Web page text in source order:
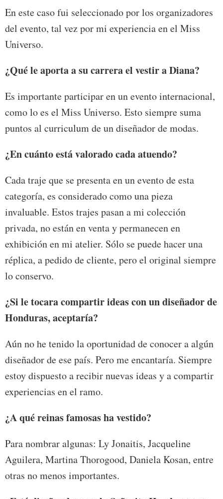
En este caso fui seleccionado por los organizadores
del evento, tal vez por mi experiencia en el Miss
Universo.
¿Qué le aporta a su carrera el vestir a Diana?
Es importante participar en un evento internacional,
como lo es el Miss Universo. Esto siempre suma
puntos al curriculum de un diseñador de modas.
¿En cuánto está valorado cada atuendo?
Cada traje que se presenta en un evento de esta
categoría, es considerado como una pieza
invaluable. Estos trajes pasan a mi colección
privada, no están en venta y permanecen en
exhibición en mi atelier. Sólo se puede hacer una
réplica, a pedido de cliente, pero el original siempre
lo conservo.
¿Si le tocara compartir ideas con un diseñador de
Honduras, aceptaría?
Aún no he tenido la oportunidad de conocer a algún
diseñador de ese país. Pero me encantaría. Siempre
estoy dispuesto a recibir nuevas ideas y a compartir
experiencias en el ramo.
¿A qué reinas famosas ha vestido?
Para nombrar algunas: Ly Jonaitis, Jacqueline
Aguilera, Martina Thorogood, Daniela Kosan, entre
otras no menos importantes.